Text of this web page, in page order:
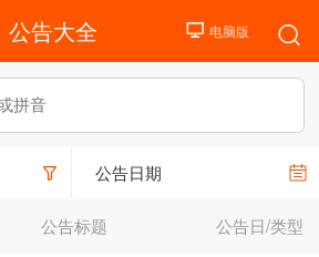
公告大全
公告日期
公告标题 公告日/类型